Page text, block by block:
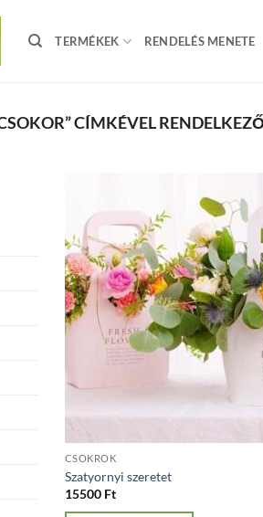
TERMÉKEK RENDELÉS MENETE
CÍMKÉVEL
CSOKROK
Szatyornyi szeretet
15500 Ft